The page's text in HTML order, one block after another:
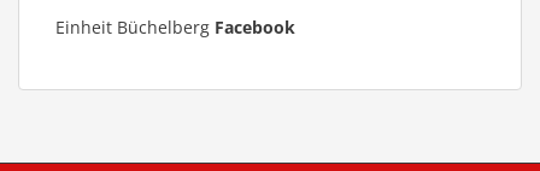
Einheit Büchelberg Facebook